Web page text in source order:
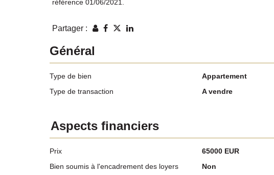
référence 01/06/2021.
Partager :
Général
Type de bien
Appartement
Type de transaction
A vendre
Aspects financiers
Prix
65000 EUR
Bien soumis à l'encadrement des loyers
Non